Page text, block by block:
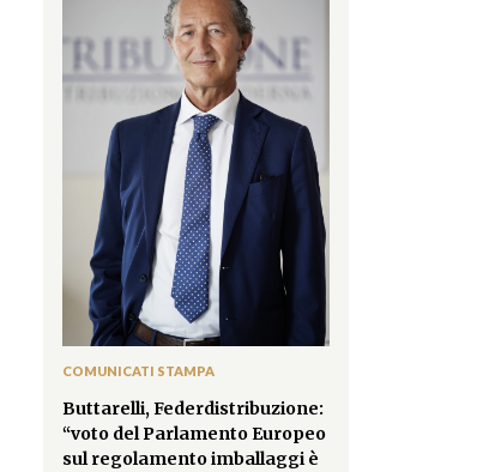
COMUNICATI STAMPA
Buttarelli, Federdistribuzione:
“voto del Parlamento Europeo
sul regolamento imballaggi è